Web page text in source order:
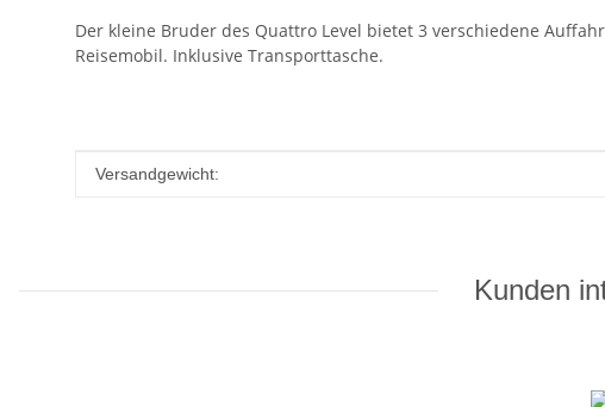
Der kleine Bruder des Quattro Level bietet 3 verschiedene
Reisemobil. Inklusive Transporttasche.
Produkteigenschaft
Wert
Versandgewicht:
Kunden